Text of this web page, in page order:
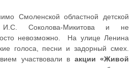
Смоленской областной детской
И.С. Соколова-Микитова и не
невозможно. На улице Ленина
голоса, песни и задорный смех.
участвовали в акции «Живой